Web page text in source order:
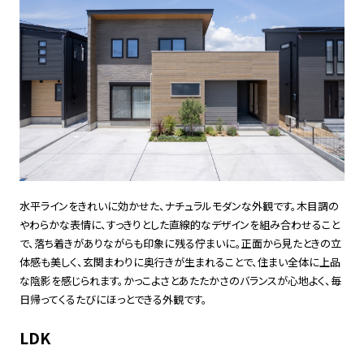
プライバシーポリシー
水平ラインをきれいに効かせた、ナチュラルモダンな外観です。木目調の
やわらかな表情に、すっきりとした直線的なデザインを組み合わせること
で、落ち着きがありながらも印象に残る佇まいに。正面から見たときの立
体感も美しく、玄関まわりに奥行きが生まれることで、住まい全体に上品
な陰影を感じられます。かっこよさとあたたかさのバランスが心地よく、毎
日帰ってくるたびにほっとできる外観です。
LDK